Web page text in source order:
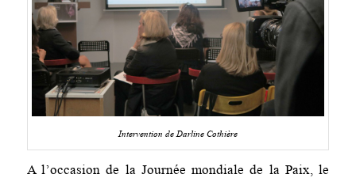
Intervention de Darline Cothière
A l’occasion de la Journée mondiale de la Paix, le